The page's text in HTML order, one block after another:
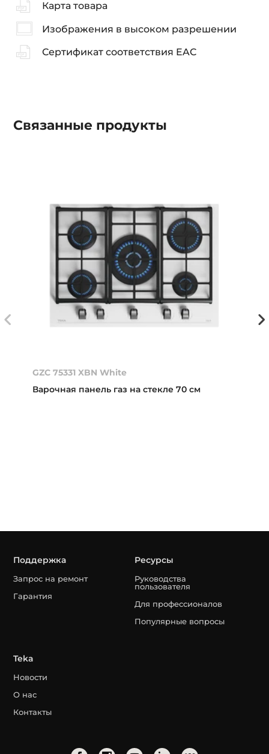
Карта товара
Изображения в высоком разрешении
Сертификат соответствия EAC
Связанные продукты
GZC 75331 XBN White
Варочная панель газ на стекле 70 см
Поддержка
Запрос на ремонт
Гарантия
Ресурсы
Руководства
пользователя
Для профессионалов
Популярные вопросы
Teka
Новости
О нас
Контакты